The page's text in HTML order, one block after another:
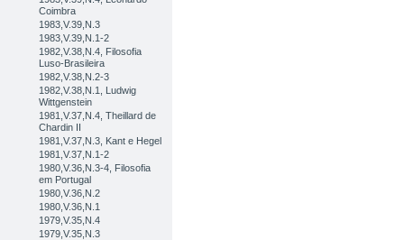
Coimbra
1983,V.39,N.3
1983,V.39,N.1-2
1982,V.38,N.4, Filosofia
Luso-Brasileira
1982,V.38,N.2-3
1982,V.38,N.1, Ludwig
Wittgenstein
1981,V.37,N.4, Theillard de
Chardin II
1981,V.37,N.3, Kant e Hegel
1981,V.37,N.1-2
1980,V.36,N.3-4, Filosofia
em Portugal
1980,V.36,N.2
1980,V.36,N.1
1979,V.35,N.4
1979,V.35,N.3